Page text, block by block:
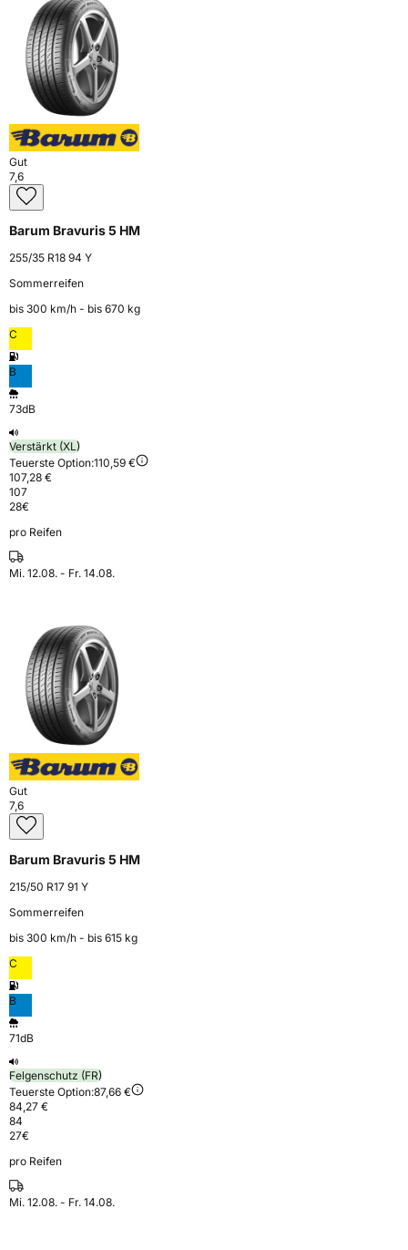
Gut
7,6
Barum Bravuris 5 HM
255/35 R18 94 Y
Sommerreifen
bis 300 km⁠/⁠h - bis 670 kg
C
B
73dB
Verstärkt (XL)
Teuerste Option:110,59 €
107,28 €
107
28€
pro Reifen
Mi. 12.08. - Fr. 14.08.
Gut
7,6
Barum Bravuris 5 HM
215/50 R17 91 Y
Sommerreifen
bis 300 km⁠/⁠h - bis 615 kg
C
B
71dB
Felgenschutz (FR)
Teuerste Option:87,66 €
84,27 €
84
27€
pro Reifen
Mi. 12.08. - Fr. 14.08.